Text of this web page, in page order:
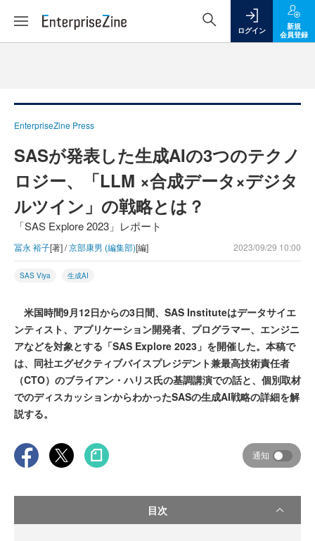
ログイン
新規
会員登録
EnterpriseZine Press
SASが発表した生成AIの3つのテクノ
ロジー、「LLM ×合成データ×デジタ
ルツイン」の戦略とは？
「SAS Explore 2023」レポート
冨永 裕子[著] /京部康男 (編集部)[編] 2023/09/29 10:00
SAS Viya 生成AI
米国時間9月12日からの3日間、SAS Instituteはデータサイエ
ンティスト、アプリケーション開発者、プログラマー、エンジニ
アなどを対象とする「SAS Explore 2023」を開催した。本稿で
は、同社エグゼクティブバイスプレジデント兼最高技術責任者
（CTO）のブライアン・ハリス氏の基調講演での話と、個別取材
でのディスカッションからわかったSASの生成AI戦略の詳細を解
説する。
通知
目次